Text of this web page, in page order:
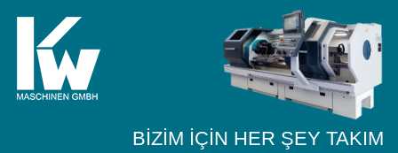
BIZIM IÇIN HER ŞEY TAKIM